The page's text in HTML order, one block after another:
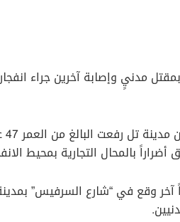
مدنيٍ وإصابة آخرين جراء
أضراراً بالمحال التجارية بمحيط
آخر وقع في “شارع السرفيس”